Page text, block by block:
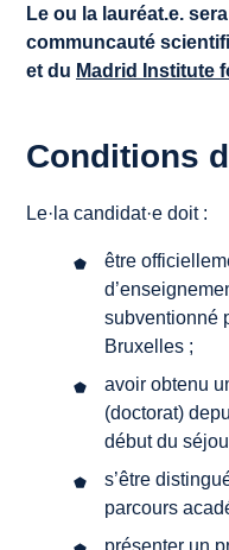
Le ou la lauréat.e.
communcauté
et du Madrid Institute
Conditions
Le·la candidat·e doit :
être
subventionné
Bruxelles ;
avoir obtenu
(doctorat)
début du
s’être
parcours
présenter un